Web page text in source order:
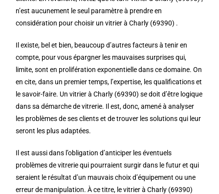
n’est aucunement le seul paramètre à prendre en
considération pour choisir un vitrier à Charly (69390) .
Il existe, bel et bien, beaucoup d’autres facteurs à tenir en
compte, pour vous épargner les mauvaises surprises qui,
limite, sont en prolifération exponentielle dans ce domaine. On
en cite, dans un premier temps, l’expertise, les qualifications et
le savoir-faire. Un vitrier à Charly (69390) se doit d’être logique
dans sa démarche de vitrerie. Il est, donc, amené à analyser
les problèmes de ses clients et de trouver les solutions qui leur
seront les plus adaptées.
Il est aussi dans l’obligation d’anticiper les éventuels
problèmes de vitrerie qui pourraient surgir dans le futur et qui
seraient le résultat d’un mauvais choix d’équipement ou une
erreur de manipulation. À ce titre, le vitrier à Charly (69390)